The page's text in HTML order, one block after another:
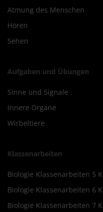
Atmung des Menschen
Hören
Sehen
Aufgaben und Übungen
Sinne und Signale
Innere Organe
Wirbeltiere
Klassenarbeiten
Biologie Klassenarbeiten 5
Biologie Klassenarbeiten 6
Biologie Klassenarbeiten 7